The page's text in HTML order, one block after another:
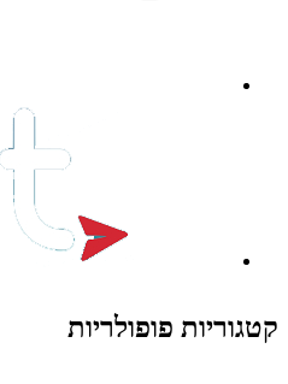
קטגוריות פופולריות